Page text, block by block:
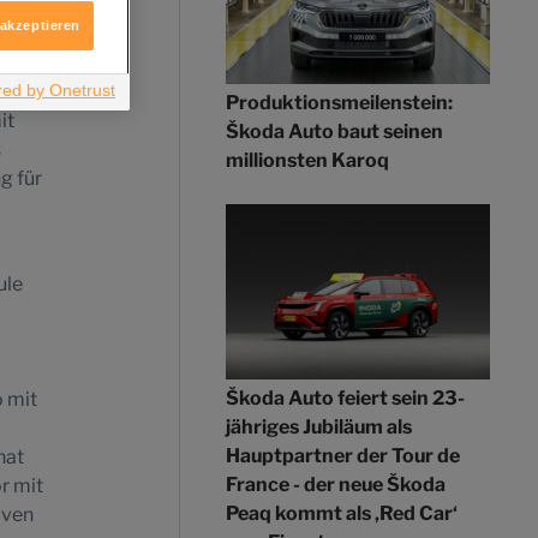
ein
E-
für
mit
mit
Produktionsmeilenstein:
Škoda Auto baut seinen
millionsten Karoq
Škoda Auto feiert sein 23-
jähriges Jubiläum als
Hauptpartner der Tour de
France - der neue Škoda
Peaq kommt als ‚Red Car‘